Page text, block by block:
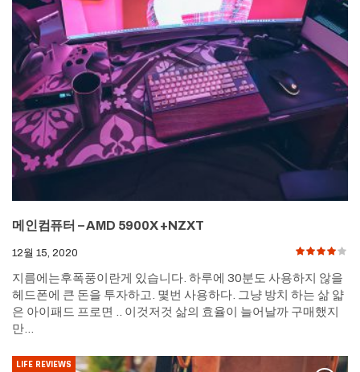
메인컴퓨터 – AMD 5900X +NZXT
12월 15, 2020
지름에는후폭풍이란게 있습니다. 하루에 30분도 사용하지 않을
헤드폰에 큰 돈을 투자하고. 몇번 사용하다. 그냥 방치 하는 삶 얇
은 아이패드 프로면 .. 이것저것 삶의 효율이 늘어날까 구매했지
만…
LIFE REVIEWS